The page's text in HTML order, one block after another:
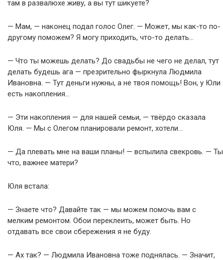
там в развалюхе живу, а вы тут шикуете?
— Мам, — наконец подал голос Олег. — Может, мы как-то по-
другому поможем? Я могу приходить, что-то делать…
— Что ты можешь делать? До свадьбы не чего не делал, тут
делать будешь ага — презрительно фыркнула Людмила
Ивановна. — Тут деньги нужны, а не твоя помощь! Вон, у Юли
есть накопления…
— Эти накопления — для нашей семьи, — твёрдо сказала
Юля. — Мы с Олегом планировали ремонт, хотели…
— Да плевать мне на ваши планы! — вспылила свекровь. — Ты
что, важнее матери?
Юля встала:
— Знаете что? Давайте так — мы можем помочь вам с
мелким ремонтом. Обои переклеить, может быть. Но
отдавать все свои сбережения я не буду.
— Ах так? — Людмила Ивановна тоже поднялась. — Значит,